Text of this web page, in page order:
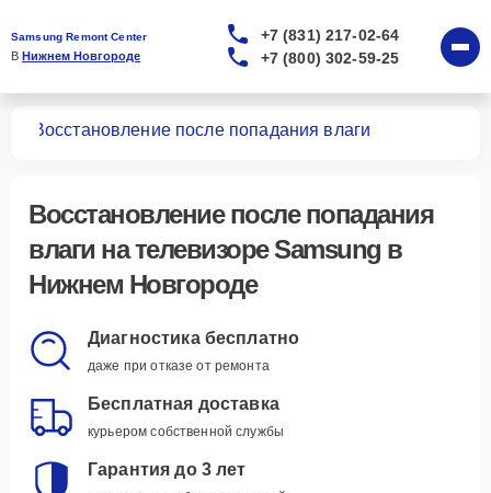
Samsung Remont Center
В Нижнем Новгороде
+7 (831) 217-02-64
+7 (800) 302-59-25
Восстановление после попадания влаги
Восстановление после попадания
влаги на телевизоре Samsung в
Нижнем Новгороде
Диагностика бесплатно
даже при отказе от ремонта
Бесплатная доставка
курьером собственной службы
Гарантия до 3 лет